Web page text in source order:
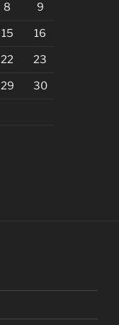
8 9
15 16
22 23
29 30